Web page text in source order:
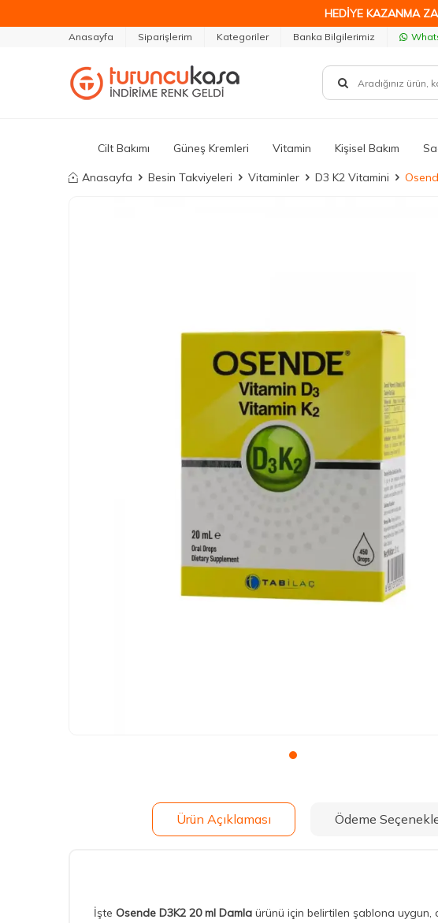
HEDİYE KAZANMA
Anasayfa Siparişlerim Kategoriler Banka Bilgilerimiz
Cilt Bakımı Güneş Kremleri Vitamin Kişisel Bakım
Anasayfa Besin Takviyeleri Vitaminler D3 K2 Vitamini
Ürün Açıklaması Ödeme
İşte Osende D3K2 20 ml Damla ürünü için belirtilen şablona uygun,